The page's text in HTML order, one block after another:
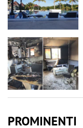
PROMINENTI